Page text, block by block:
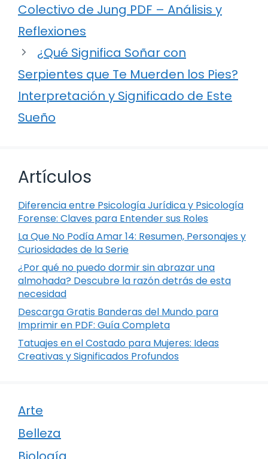
Colectivo de Jung PDF – Análisis y
Reflexiones
¿Qué Significa Soñar con
Serpientes que Te Muerden los Pies?
Interpretación y Significado de Este
Sueño
Artículos
Diferencia entre Psicología Jurídica y Psicología
Forense: Claves para Entender sus Roles
La Que No Podía Amar 14: Resumen, Personajes y
Curiosidades de la Serie
¿Por qué no puedo dormir sin abrazar una
almohada? Descubre la razón detrás de esta
necesidad
Descarga Gratis Banderas del Mundo para
Imprimir en PDF: Guía Completa
Tatuajes en el Costado para Mujeres: Ideas
Creativas y Significados Profundos
Arte
Belleza